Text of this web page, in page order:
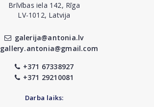
Brīvības iela 142, Rīga
LV-1012, Latvija
galerija@antonia.lv
gallery.antonia@gmail.com
+371 67338927
+371 29210081
Darba laiks: